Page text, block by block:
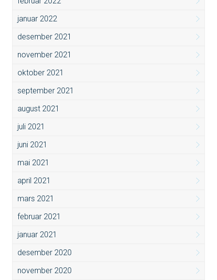
januar 2022
desember 2021
november 2021
oktober 2021
september 2021
august 2021
juli 2021
juni 2021
mai 2021
april 2021
mars 2021
februar 2021
januar 2021
desember 2020
november 2020